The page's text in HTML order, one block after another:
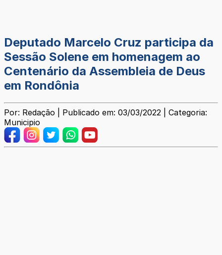
Deputado Marcelo Cruz participa da
Sessão Solene em homenagem ao
Centenário da Assembleia de Deus
em Rondônia
Por: Redação | Publicado em: 03/03/2022 | Categoria:
Municipio